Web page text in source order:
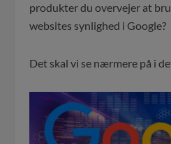
produkter du overvejer at
websites synlighed i Google?
Det skal vi se nærmere på i